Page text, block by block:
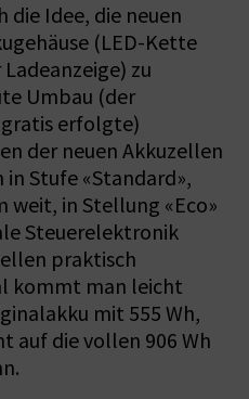
die Idee, die neuen
(LED-Kette
zu
Umbau (der
erfolgte)
der neuen Akkuzellen
Stufe «Standard»,
weit, in Stellung «Eco»
Steuerelektronik
praktisch
kommt man leicht
mit 555 Wh,
auf die vollen 906 Wh